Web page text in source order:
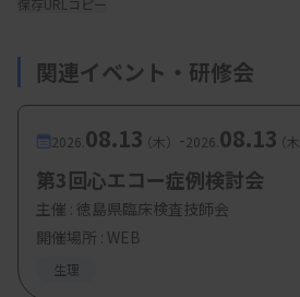
・てんかん性異常と関連脳波所
・法的脳死判定ガイドラインの
佐々木一朗氏
・小児脳波の基礎（初級）
荒木敦氏
・てんかん発作のビデオ脳波、
む（初級）
井内盛遠氏
URLコピー
関連イベント・研修会
2026. 08.13（木） -2026. 08.13（木
第3回心エコー症例検討会
主催 : 徳島県臨床検査技師会
開催場所 : WEB
生理